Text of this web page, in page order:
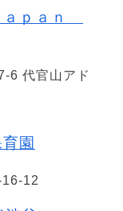
ｐａｎ
6 代官山アド
園
12